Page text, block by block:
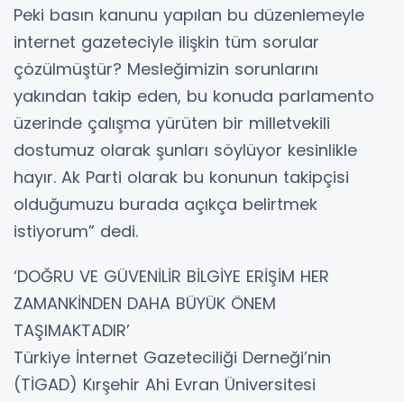
Peki basın kanunu yapılan bu düzenlemeyle
internet gazeteciyle ilişkin tüm sorular
çözülmüştür? Mesleğimizin sorunlarını
yakından takip eden, bu konuda parlamento
üzerinde çalışma yürüten bir milletvekili
dostumuz olarak şunları söylüyor kesinlikle
hayır. Ak Parti olarak bu konunun takipçisi
olduğumuzu burada açıkça belirtmek
istiyorum” dedi.
‘DOĞRU VE GÜVENİLİR BİLGİYE ERİŞİM HER
ZAMANKİNDEN DAHA BÜYÜK ÖNEM
TAŞIMAKTADIR’
Türkiye İnternet Gazeteciliği Derneği’nin
(TİGAD) Kırşehir Ahi Evran Üniversitesi